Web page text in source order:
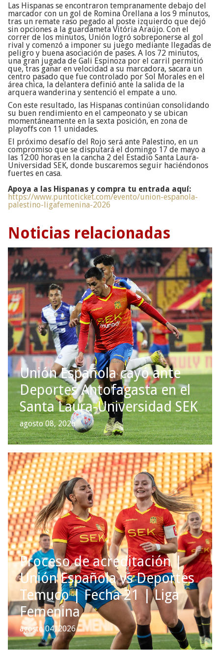
Las Hispanas se encontraron tempranamente debajo del
marcador con un gol de Romina Orellana a los 9 minutos,
tras un remate raso pegado al poste izquierdo que dejó
sin opciones a la guardameta Vitória Araújo. Con el
correr de los minutos, Unión logró sobreponerse al gol
rival y comenzó a imponer su juego mediante llegadas de
peligro y buena asociación de pases. A los 72 minutos,
una gran jugada de Gali Espinoza por el carril permitió
que, tras ganar en velocidad a su marcadora, sacara un
centro pasado que fue controlado por Sol Morales en el
área chica, la delantera definió ante la salida de la
arquera wanderina y sentenció el empate a uno.
Con este resultado, las Hispanas continúan consolidando
su buen rendimiento en el campeonato y se ubican
momentáneamente en la sexta posición, en zona de
playoffs con 11 unidades.
El próximo desafío del Rojo será ante Palestino, en un
compromiso que se disputará el domingo 17 de mayo a
las 12:00 horas en la cancha 2 del Estadio Santa Laura-
Universidad SEK, donde buscaremos seguir haciéndonos
fuertes en casa.
Apoya a las Hispanas y compra tu entrada aquí:
https://www.puntoticket.com/evento/union-espanola-
palestino-ligafemenina-2026
Noticias relacionadas
Unión Española cayó ante
Deportes Antofagasta en el
Santa Laura-Universidad SEK
agosto 08, 2026
Proceso de acreditación |
Unión Española vs Deportes
Temuco | Fecha 21 | Liga
Femenina
agosto 04, 2026